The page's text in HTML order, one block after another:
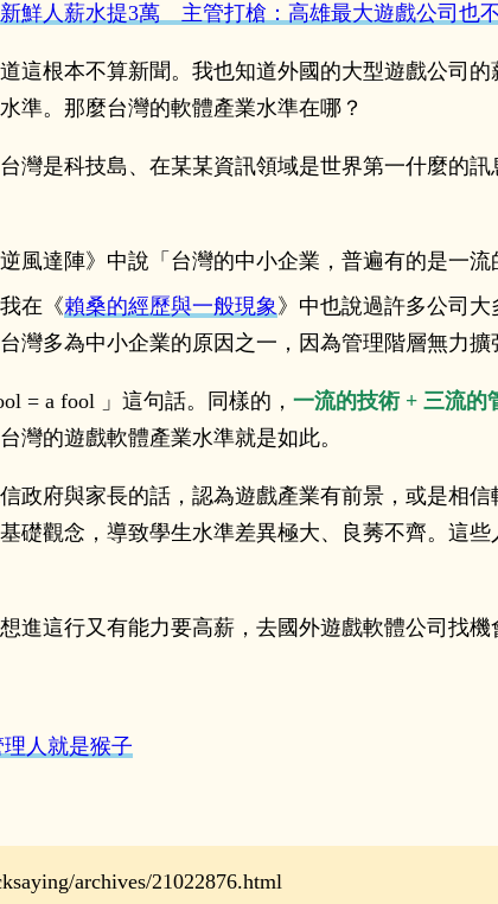
新鮮人薪水提3萬 主管打槍：高雄最大遊戲公司也
這根本不算新聞。我也知道外國的大型遊戲公司
準。那麼台灣的軟體產業水準在哪？
灣是科技島、在某某資訊領域是世界第一什麼的
風達陣》中說「台灣的中小企業，普遍有的是一
在《賴桑的經歷與一般現象》中也說過許多公司
灣多為中小企業的原因之一，因為管理階層無力擴
= a fool 」這句話。同樣的，一流的技術 + 三流的
灣的遊戲軟體產業水準就是如此。
政府與家長的話，認為遊戲產業有前景，或是相
礎觀念，導致學生水準差異極大、良莠不齊。這
進這行又有能力要高薪，去國外遊戲軟體公司找機
人就是猴子
archives/21022876.html